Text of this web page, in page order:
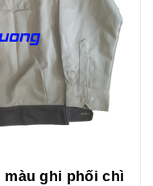
màu ghi phối chì